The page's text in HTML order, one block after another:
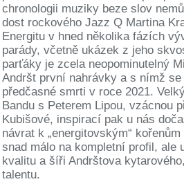
chronologii muziky beze slov
dost rockového Jazz Q Martina
Energitu v hned několika fázích
parády, včetně ukázek z jeho
parťáky je zcela neopominutelný
Andršt první nahrávky a s nímž
předčasné smrti v roce 2021.
Bandu s Peterem Lipou, vzácnou
Kubišové, inspirací pak u nás
návrat k „energitovským“
snad málo na kompletní profil, ale
kvalitu a šíři Andrštova
talentu.